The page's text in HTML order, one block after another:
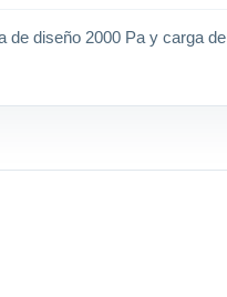
de diseño 2000 Pa y carga de